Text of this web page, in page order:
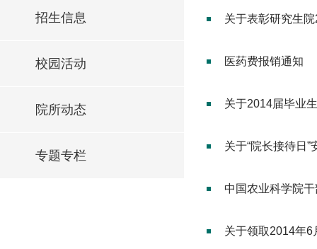
招生信息
校园活动
院所动态
专题专栏
关于表彰研究生
医药费报销通知
关于2014届毕业
关于“院长接待日”
中国农业科学院干
关于领取2014年6